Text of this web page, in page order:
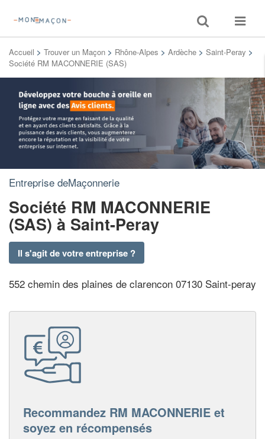
Toggle
search
Toggle
Accueil > Trouver un Maçon > Rhône-Alpes > Ardèche > Saint-Peray >
Société RM MACONNERIE (SAS)
Entreprise deMaçonnerie
Société RM MACONNERIE
(SAS) à Saint-Peray
Il s'agit de votre entreprise ?
552 chemin des plaines de clarencon 07130 Saint-peray
Recommandez RM MACONNERIE et
soyez en récompensés